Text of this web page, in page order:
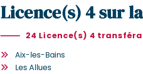
Licence(s) 4 sur
24 Licence(s) 4
Aix-les-Bains
Les Allues